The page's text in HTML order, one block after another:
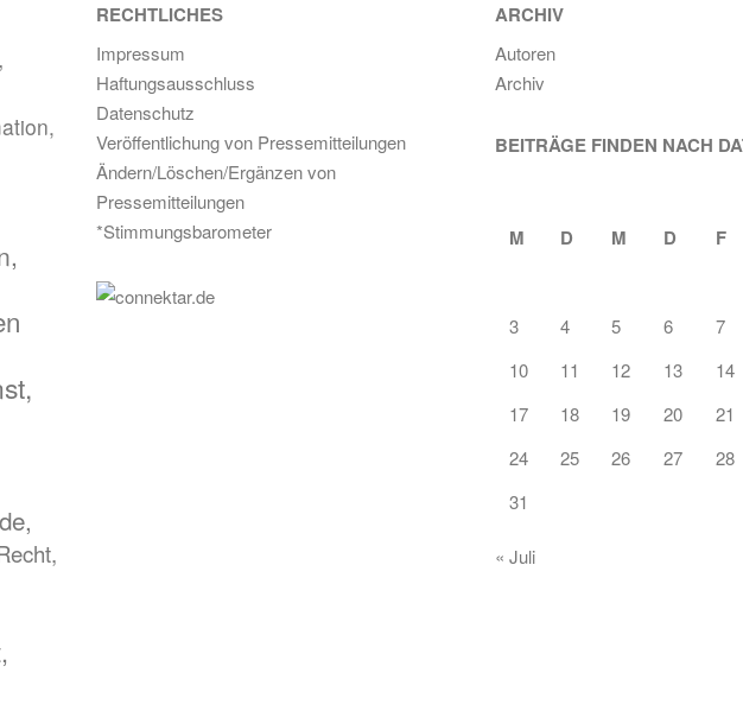
RECHTLICHES
Impressum
Haftungsausschluss
Datenschutz
Veröffentlichung von Pressemitteilungen
Ändern/Löschen/Ergänzen von
Pressemitteilungen
*Stimmungsbarometer
ARCHIV
Autoren
Archiv
BEITRÄGE FINDEN NACH
M D M D F
3 4 5 6
7
10
11 12 13
14
17
18 19 20
21
24
25 26 27
28
31
« Juli